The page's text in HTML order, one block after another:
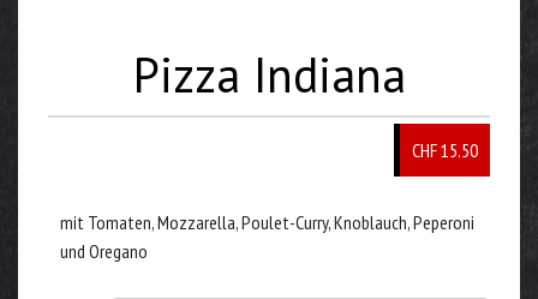
Pizza Indiana
CHF 15.50
mit Tomaten, Mozzarella, Poulet-Curry, Knoblauch, Peperoni
und Oregano